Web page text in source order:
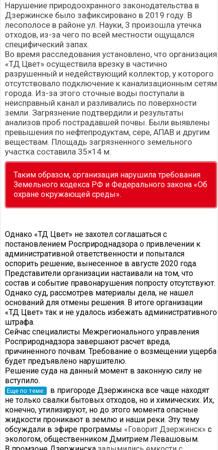
Нарушение природоохранного законодательства в
Дзержинске было зафиксировано в 2019 году. В
лесополосе в районе ул. Науки, 3 произошла утечка
отходов, из-за чего по всей местности ощущался
специфический запах.
Во время расследования установлено, что организация
«ТД Цвет» осуществила врезку в частично
разрушенный и недействующий коллектор, у которого
отсутствовало подключение к канализационным сетям
города. Из-за этого сточные воды поступали в
неисправный канал и разливались по поверхности
земли. Загрязнение подтвердили и результаты
анализов проб пострадавшей почвы. Были выявлены
превышения по нефтепродуктам, сере, АПАВ и другим
веществам. Площадь загрязненного земельного
участка составила 35×14 м.
Таким образом, организация нарушила требования
Земельного кодекса РФ и Федерального закона «Об
охране окружающей среды».
Однако «ТД Цвет» не захотел соглашаться с
постановлением Росприроднадзора о привлечении к
административной ответственности и попытался
оспорить решение, вынесенное в августе 2020 года.
Представители организации настаивали на том, что
состав и событие правонарушения попросту отсутствуют.
Однако суд, рассмотрев материалы дела, не нашел
оснований для отмены решения. В итоге организации
«ТД Цвет» так и не удалось избежать административного
штрафа.
Сейчас специалисты Межрегионального управления
Росприроднадзора завершают расчет вреда,
причиненного почвам. Требование о возмещении ущерба
будет предъявлено нарушителю.
Решение суда на данный момент в законную силу не
вступило.
Еще по теме:
в пригороде Дзержинска все чаще находят
не только свалки бытовых отходов, но и химических. Их,
конечно, утилизируют, но до этого момента опасные
жидкости проникают в землю и наши реки. Эту тему
обсуждали в эфире программы «Говорит Дзержинск» с
экологом, общественником Дмитрием Левашовым.